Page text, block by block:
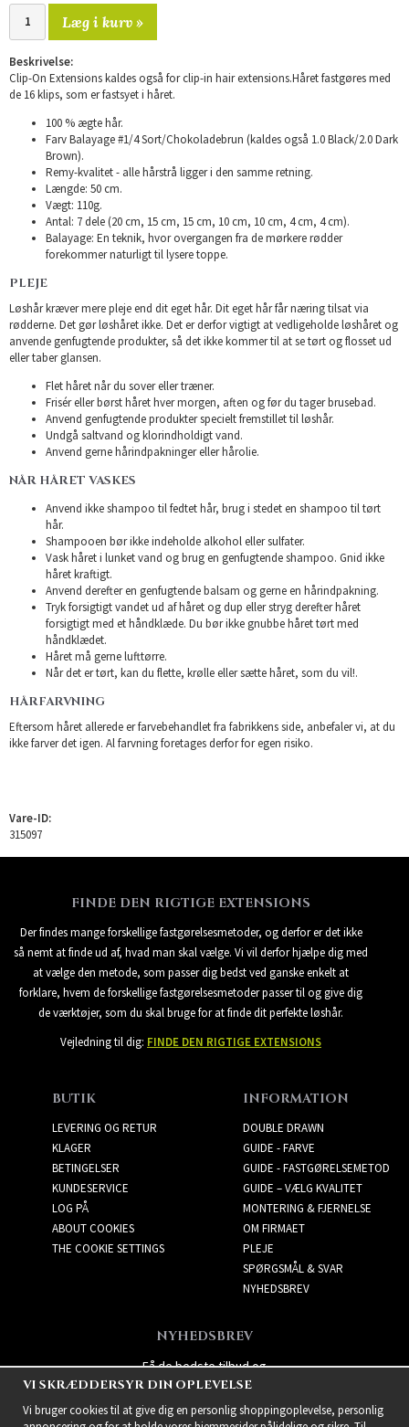
Læg i kurv »
Beskrivelse:
Clip-On Extensions kaldes også for clip-in hair extensions.Håret fastgøres med
de 16 klips, som er fastsyet i håret.
100 % ægte hår.
Farv Balayage #1/4 Sort/Chokoladebrun (kaldes også 1.0 Black/2.0 Dark
Brown).
Remy-kvalitet - alle hårstrå ligger i den samme retning.
Længde: 50 cm.
Vægt: 110g.
Antal: 7 dele (20 cm, 15 cm, 15 cm, 10 cm, 10 cm, 4 cm, 4 cm).
Balayage: En teknik, hvor overgangen fra de mørkere rødder
forekommer naturligt til lysere toppe.
PLEJE
Løshår kræver mere pleje end dit eget hår. Dit eget hår får næring tilsat via
rødderne. Det gør løshåret ikke. Det er derfor vigtigt at vedligeholde løshåret og
anvende genfugtende produkter, så det ikke kommer til at se tørt og flosset ud
eller taber glansen.
Flet håret når du sover eller træner.
Frisér eller børst håret hver morgen, aften og før du tager brusebad.
Anvend genfugtende produkter specielt fremstillet til løshår.
Undgå saltvand og klorindholdigt vand.
Anvend gerne hårindpakninger eller hårolie.
NÅR HÅRET VASKES
Anvend ikke shampoo til fedtet hår, brug i stedet en shampoo til tørt
hår.
Shampooen bør ikke indeholde alkohol eller sulfater.
Vask håret i lunket vand og brug en genfugtende shampoo. Gnid ikke
håret kraftigt.
Anvend derefter en genfugtende balsam og gerne en hårindpakning.
Tryk forsigtigt vandet ud af håret og dup eller stryg derefter håret
forsigtigt med et håndklæde. Du bør ikke gnubbe håret tørt med
håndklædet.
Håret må gerne lufttørre.
Når det er tørt, kan du flette, krølle eller sætte håret, som du vil!.
HÅRFARVNING
Eftersom håret allerede er farvebehandlet fra fabrikkens side, anbefaler vi, at du
ikke farver det igen. Al farvning foretages derfor for egen risiko.
Vare-ID:
315097
FINDE DEN RIGTIGE EXTENSIONS
Der findes mange forskellige fastgørelsesmetoder, og derfor er det ikke
så nemt at finde ud af, hvad man skal vælge. Vi vil derfor hjælpe dig med
at vælge den metode, som passer dig bedst ved ganske enkelt at
forklare, hvem de forskellige fastgørelsesmetoder passer til og give dig
de værktøjer, som du skal bruge for at finde dit perfekte løshår.
Vejledning til dig: FINDE DEN RIGTIGE EXTENSIONS
BUTIK
LEVERING OG RETUR
KLAGER
BETINGELSER
KUNDESERVICE
LOG PÅ
ABOUT COOKIES
THE COOKIE SETTINGS
INFORMATION
DOUBLE DRAWN
GUIDE - FARVE
GUIDE - FASTGØRELSEMETOD
GUIDE – VÆLG KVALITET
MONTERING & FJERNELSE
OM FIRMAET
PLEJE
SPØRGSMÅL & SVAR
NYHEDSBREV
NYHEDSBREV
Få de bedste tilbud og
spændende nye produkter!
VI SKRÆDDERSYR DIN OPLEVELSE
Vi bruger cookies til at give dig en personlig shoppingoplevelse, personlig